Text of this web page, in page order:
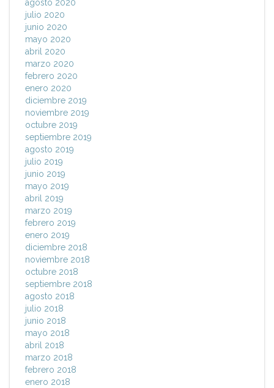
agosto 2020
julio 2020
junio 2020
mayo 2020
abril 2020
marzo 2020
febrero 2020
enero 2020
diciembre 2019
noviembre 2019
octubre 2019
septiembre 2019
agosto 2019
julio 2019
junio 2019
mayo 2019
abril 2019
marzo 2019
febrero 2019
enero 2019
diciembre 2018
noviembre 2018
octubre 2018
septiembre 2018
agosto 2018
julio 2018
junio 2018
mayo 2018
abril 2018
marzo 2018
febrero 2018
enero 2018